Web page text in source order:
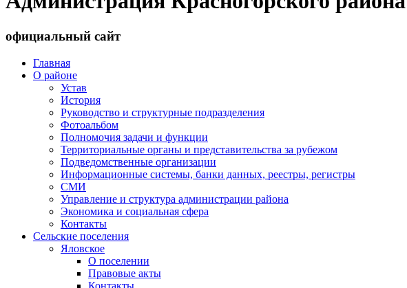
официальный сайт
Главная
О районе
Устав
История
Руководство и структурные подразделения
Фотоальбом
Полномочия задачи и функции
Территориальные органы и представительства за рубежом
Подведомственные организации
Информационные системы, банки данных, реестры, регистры
СМИ
Управление и структура администрации района
Экономика и социальная сфера
Контакты
Сельские поселения
Яловское
О поселении
Правовые акты
Контакты